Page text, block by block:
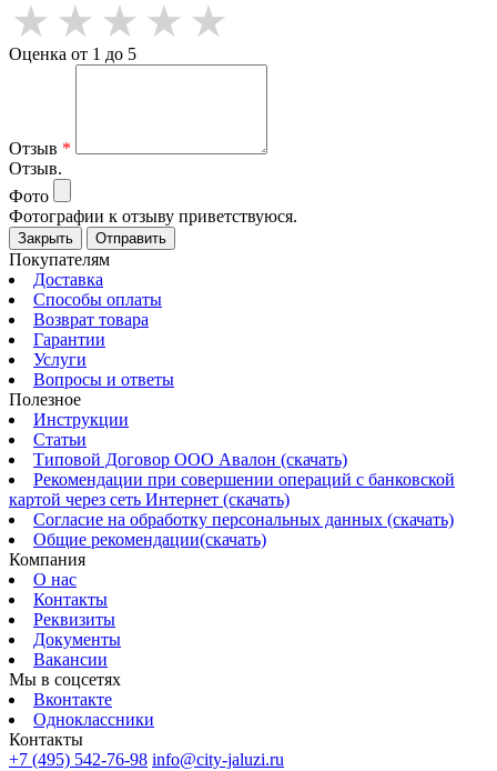
Оценка от 1 до 5
Отзыв *
Отзыв.
Фото
Фотографии к отзыву приветствуюся.
Закрыть Отправить
Покупателям
Доставка
Способы оплаты
Возврат товара
Гарантии
Услуги
Вопросы и ответы
Полезное
Инструкции
Статьи
Типовой Договор ООО Авалон (скачать)
Рекомендации при совершении операций с банковской
картой через сеть Интернет (скачать)
Согласие на обработку персональных данных (скачать)
Общие рекомендации(скачать)
Компания
О нас
Контакты
Реквизиты
Документы
Вакансии
Мы в соцсетях
Вконтакте
Одноклассники
Контакты
+7 (495) 542-76-98 info@city-jaluzi.ru